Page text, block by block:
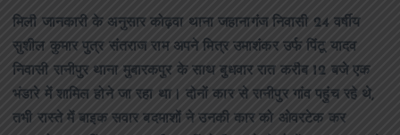
मिली जानकारी के अनुसार कोढ़वा थाना जहानागंज निवासी 24 वर्षीय
सुशील कुमार पुत्र संतराज राम अपने मित्र उमाशंकर उर्फ पिंटू यादव
निवासी रानीपुर थाना मुबारकपुर के साथ बुधवार रात करीब 12 बजे एक
भंडारे में शामिल होने जा रहा था। दोनों कार से रानीपुर गांव पहुंच रहे थे,
तभी रास्ते में बाइक सवार बदमाशों ने उनकी कार को ओवरटेक कर